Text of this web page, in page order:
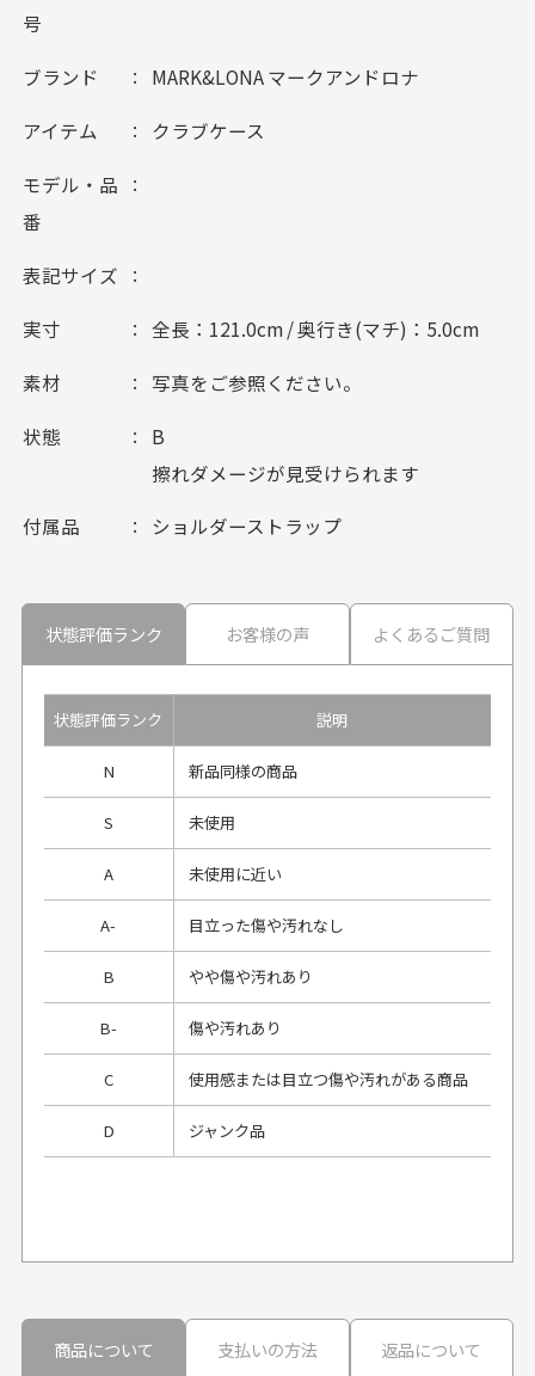
号
ブランド MARK&LONA マークアンドロナ
アイテム クラブケース
モデル・品
番
表記サイズ
実寸 全長：121.0cm / 奥行き(マチ)：5.0cm
素材 写真をご参照ください。
状態
B
擦れダメージが見受けられます
付属品 ショルダーストラップ
状態評価ランク お客様の声 よくあるご質問
状態評価ランク 説明
N 新品同様の商品
S 未使用
A 未使用に近い
A- 目立った傷や汚れなし
B やや傷や汚れあり
B- 傷や汚れあり
C 使用感または目立つ傷や汚れがある商品
D ジャンク品
30代男性 30代男性
商品について
支払いの方法 返品について